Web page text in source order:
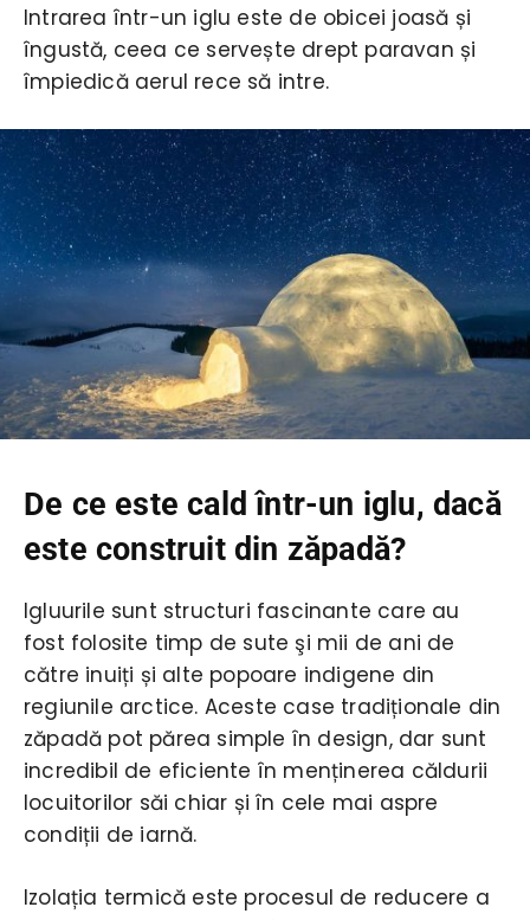
Intrarea într-un iglu este de obicei joasă și
îngustă, ceea ce servește drept paravan și
împiedică aerul rece să intre.
De ce este cald într-un iglu, dacă
este construit din zăpadă?
Igluurile sunt structuri fascinante care au
fost folosite timp de sute şi mii de ani de
către inuiți și alte popoare indigene din
regiunile arctice. Aceste case tradiționale din
zăpadă pot părea simple în design, dar sunt
incredibil de eficiente în menținerea căldurii
locuitorilor săi chiar și în cele mai aspre
condiții de iarnă.
Izolația termică este procesul de reducere a